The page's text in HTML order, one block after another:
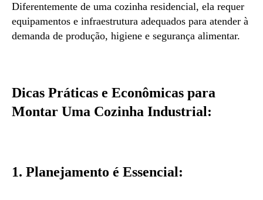
Diferentemente de uma cozinha residencial, ela requer
equipamentos e infraestrutura adequados para atender à
demanda de produção, higiene e segurança alimentar.
Dicas Práticas e Econômicas para
Montar Uma Cozinha Industrial:
1. Planejamento é Essencial: